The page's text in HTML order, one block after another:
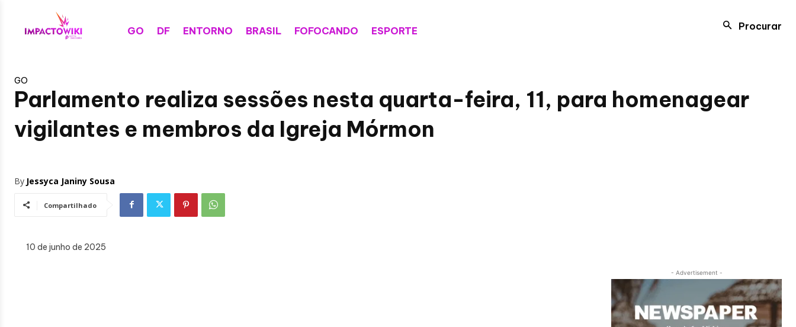
GO DF ENTORNO BRASIL FOFOCANDO ESPORTE Procurar
GO
Parlamento realiza sessões nesta quarta-feira, 11, para homenagear
vigilantes e membros da Igreja Mórmon
By Jessyca Janiny Sousa
Compartilhado
10 de junho de 2025
- Advertisement -